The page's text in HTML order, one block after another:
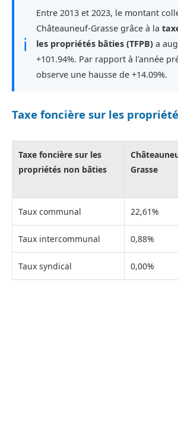
ℹ
Entre 2013 et 2023, le montant
Châteauneuf-Grasse grâce à la
les propriétés bâties (TFPB) a
+101.94%. Par rapport à l'année
observe une hausse de +14.09%.
Taxe foncière sur les
Taxe foncière sur les
propriétés non bâties
Grasse
Taux communal 22,61%
Taux intercommunal 0,88%
Taux syndical 0,00%